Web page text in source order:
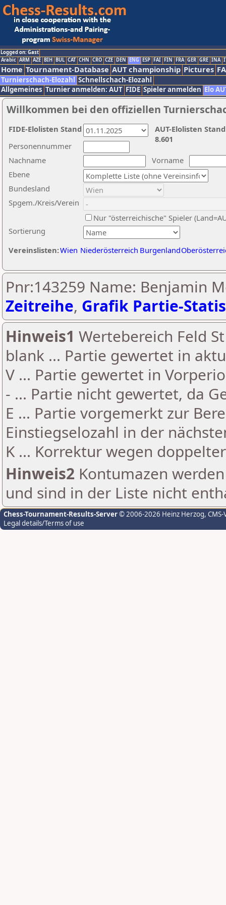
Logged on: Gast
Arabic ARM AZE BIH BUL CAT CHN CRO CZE DEN ENG ESP FAI FIN FRA GER GRE INA
Home Tournament-Database AUT championship Pictures
Turnierschach-Elozahl Schnellschach-Elozahl
Allgemeines Turnier anmelden: AUT FIDE Spieler anmelden Elo
Willkommen bei den offiziellen
Nachname
Vorname
Ebene
Sortierung
Personennummer
Bundesland
Spgem./Kreis/Verein
Nur "österreichische" Spieler
Vereinslisten:Wien Niederösterreich Burgenland
AUT-Elolisten
8.601
FIDE-Elolisten Stand
Pnr:143259 Name: Benjamin
Zeitreihe, Grafik Partie-
Hinweis1 Wertebereich Feld
blank ... Partie gewertet in
V ... Partie gewertet in
- ... Partie nicht gewertet, da
E ... Partie vorgemerkt zur
Einstiegselozahl in der
K ... Korrektur wegen
Hinweis2 Kontumazen
und sind in der Liste nicht
Chess-Tournament-Results-Server© 2006-2026 Heinz Herzog,
Legal details/Terms of use